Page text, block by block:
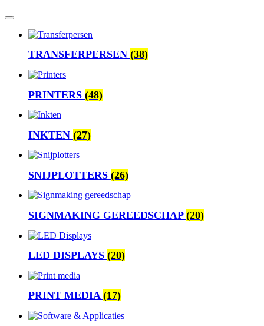
TRANSFERPERSEN (38)
PRINTERS (48)
INKTEN (27)
SNIJPLOTTERS (26)
SIGNMAKING GEREEDSCHAP (20)
LED DISPLAYS (20)
PRINT MEDIA (17)